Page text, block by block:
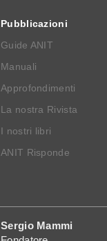
Pubblicazioni
Guide ANIT
Manuali
Approfondimenti
La nostra Rivista
I nostri libri
ANIT Risponde
Sergio Mammi